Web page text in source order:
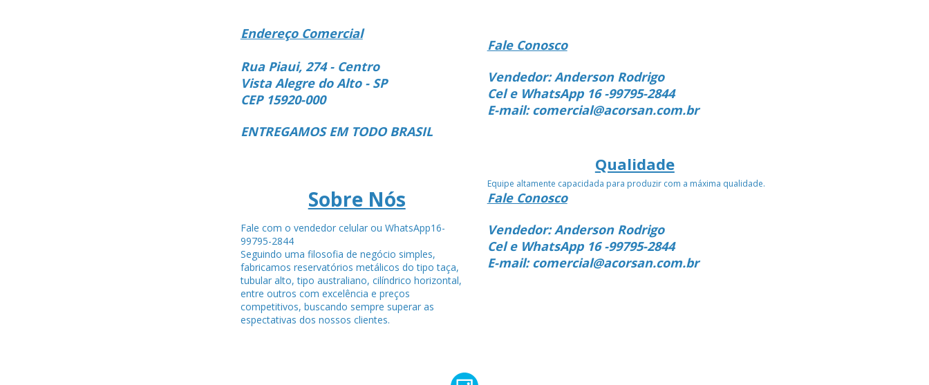
Endereço Comercial
Rua Piaui, 274 - Centro
Vista Alegre do Alto - SP
CEP 15920-000
ENTREGAMOS EM TODO BRASIL
Sobre Nós
Fale com o vendedor celular ou WhatsApp16-
99795-2844
Seguindo uma filosofia de negócio simples,
fabricamos reservatórios metálicos do tipo taça,
tubular alto, tipo australiano, cilíndrico horizontal,
entre outros com excelência e preços
competitivos, buscando sempre superar as
espectativas dos nossos clientes.
Fale Conosco
Vendedor: Anderson Rodrigo
Cel e WhatsApp 16 -99795-2844
E-mail: comercial@acorsan.com.br
Qualidade
Equipe altamente capacidada para produzir com a máxima qualidade.
Fale Conosco
Vendedor: Anderson Rodrigo
Cel e WhatsApp 16 -99795-2844
E-mail: comercial@acorsan.com.br